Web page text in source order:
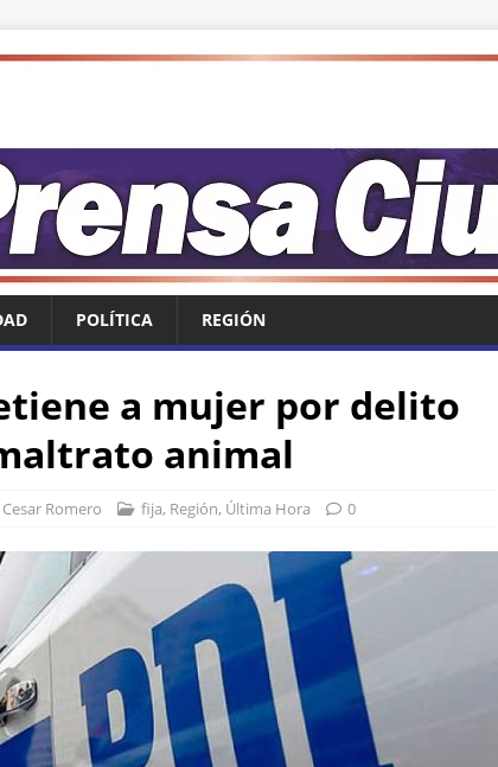
POLÍTICA REGIÓN
a mujer por delito
animal
Cesar Romero fija, Región, Última Hora 0